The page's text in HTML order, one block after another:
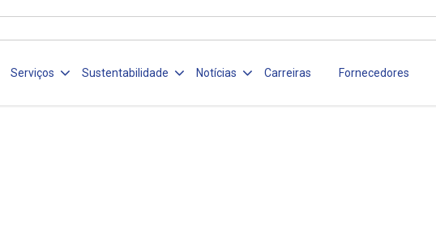
Serviços Sustentabilidade Notícias Carreiras Fornecedores